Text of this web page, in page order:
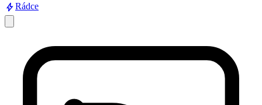
boltRádce